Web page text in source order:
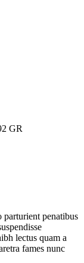
GR
parturient penatibus
lectus quam a
fames nunc